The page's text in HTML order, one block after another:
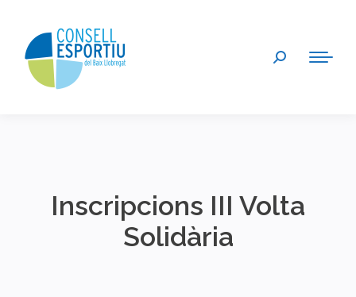
Search:
Inscripcions III Volta
Solidària